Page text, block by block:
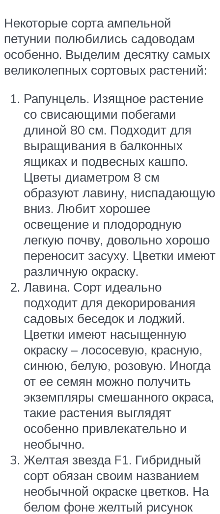
Некоторые сорта ампельной
петунии полюбились садоводам
особенно. Выделим десятку самых
великолепных сортовых растений:
Рапунцель. Изящное растение
со свисающими побегами
длиной 80 см. Подходит для
выращивания в балконных
ящиках и подвесных кашпо.
Цветы диаметром 8 см
образуют лавину, ниспадающую
вниз. Любит хорошее
освещение и плодородную
легкую почву, довольно хорошо
переносит засуху. Цветки имеют
различную окраску.
Лавина. Сорт идеально
подходит для декорирования
садовых беседок и лоджий.
Цветки имеют насыщенную
окраску – лососевую, красную,
синюю, белую, розовую. Иногда
от ее семян можно получить
экземпляры смешанного окраса,
такие растения выглядят
особенно привлекательно и
необычно.
Желтая звезда F1. Гибридный
сорт обязан своим названием
необычной окраске цветков. На
белом фоне желтый рисунок